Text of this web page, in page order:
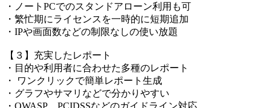
・ノートPCでのスタンドアローン利用も可
・繁忙期にライセンスを一時的に短期追加
・IPや画面数などの制限なしの使い放題
【３】充実したレポート
・目的や利用者に合わせた多種のレポート
・ ワンクリックで簡単レポート生成
・グラフやサマリなどで分かりやすい